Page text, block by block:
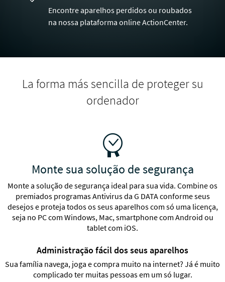
Encontre aparelhos perdidos ou roubados
na nossa plataforma online ActionCenter.
Saiba mais
A partir de 39.95 $
Saiba mais
A partir de 49.95 $
Android
Proteção contra vírus de Android
La forma más sencilla de proteger su
ordenador
Monte sua solução de segurança
Monte a solução de segurança ideal para sua vida. Combine os
premiados programas Antivirus da G DATA conforme seus
desejos e proteja todos os seus aparelhos com só uma licença,
seja no PC com Windows, Mac, smartphone com Android ou
tablet com iOS.
Administração fácil dos seus aparelhos
Sua família navega, joga e compra muito na internet? Já é muito
complicado ter muitas pessoas em um só lugar.